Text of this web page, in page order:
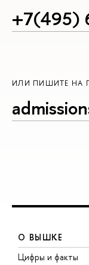
+7(495)
ИЛИ ПИШИТЕ НА
О ВЫШКЕ
Цифры и факты